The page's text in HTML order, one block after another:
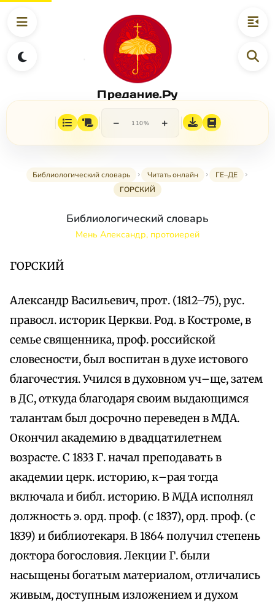
Предание.Ру
− 110% +
Библиологический словарь Читать онлайн
ГЕ–ДЕ
ГОРСКИЙ
Библиологический словарь
Мень Александр, протоиерей
ГОРСКИЙ
Александр Васильевич, прот. (1812–75), рус.
правосл. историк Церкви. Род. в Костроме, в
семье священника, проф. российской
словесности, был воспитан в духе истового
благочестия. Учился в духовном уч–ще, затем
в ДС, откуда благодаря своим выдающимся
талантам был досрочно переведен в МДА.
Окончил академию в двадцатилетнем
возрасте. С 1833 Г. начал преподавать в
академии церк. историю, к–рая тогда
включала и библ. историю. В МДА исполнял
должность э. орд. проф. (с 1837), орд. проф. (с
1839) и библиотекаря. В 1864 получил степень
доктора богословия. Лекции Г. были
насыщены богатым материалом, отличались
живым, доступным изложением и духом